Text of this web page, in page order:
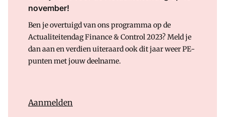
november!
Ben je overtuigd van ons programma op de
Actualiteitendag Finance & Control 2023? Meld je
dan aan en verdien uiteraard ook dit jaar weer PE-
punten met jouw deelname.
Aanmelden